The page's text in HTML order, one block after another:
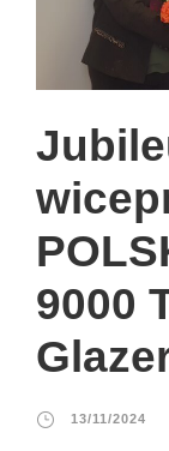
9000
13/11/2024